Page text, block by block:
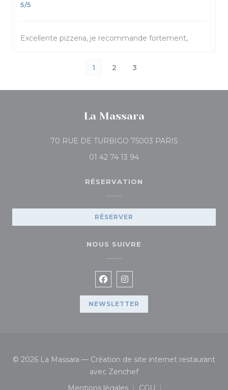
5/5
Excellente pizzeria, je recommande fortement,
1 2 3
La Massara
70 RUE DE TURBIGO 75003 PARIS((ouvre une
01 42 74 13 94
RÉSERVATION
RÉSERVER
NOUS SUIVRE
Facebook ((ouvre une
Instagram ((ouvre une
NEWSLETTER
© 2026 La Massara — Création de site internet restaurant
avec Zenchef((ouvre une nouvelle
Mentions légales
CGU